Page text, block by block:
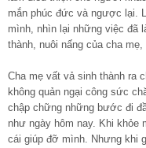
mắn phúc đức và ngược lại.
mình, nhìn lại những việc đã
thành, nuôi nấng của cha mẹ,
Cha mẹ vất vả sinh thành ra
không quản ngại công sức
chập chững những bước đi
như ngày hôm nay. Khi khỏe
cái giúp đỡ mình. Nhưng khi